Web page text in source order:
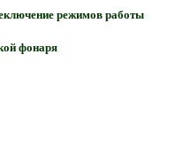
режимов работы
фонаря